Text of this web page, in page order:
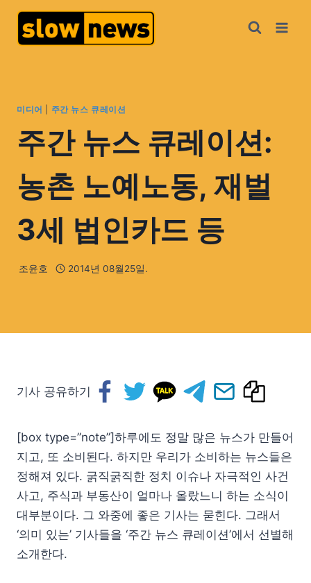
미디어 주간 뉴스 큐레이션
주간 뉴스 큐레이션:
농촌 노예노동, 재벌
3세 법인카드 등
조윤호 2014년 08월25일.
기사 공유하기
[box type=”note”]하루에도 정말 많은 뉴스가 만들어
지고, 또 소비된다. 하지만 우리가 소비하는 뉴스들은
정해져 있다. 굵직굵직한 정치 이슈나 자극적인 사건
사고, 주식과 부동산이 얼마나 올랐느니 하는 소식이
대부분이다. 그 와중에 좋은 기사는 묻힌다. 그래서
‘의미 있는’ 기사들을 ‘주간 뉴스 큐레이션’에서 선별해
소개한다.